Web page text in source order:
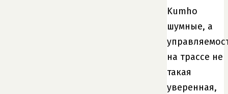
Kumho
шумные, а
на трассе не
такая
уверенная,